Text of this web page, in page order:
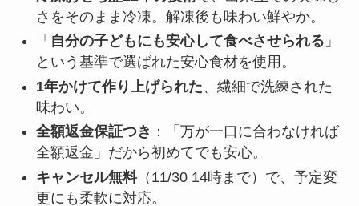
さをそのまま冷凍。解凍後も味わい鮮やか。
「 自分の子どもにも安心して食べさせられる 」
という基準で選ばれた安心食材を使用。
1年かけて作り上げられた、繊細で洗練された
味わい。
全額返金保証つき ：「万が一口に合わなければ
全額返金」だから初めてでも安心。
キャンセル無料（11/30 14時まで）で、予定変
更にも柔軟に対応。